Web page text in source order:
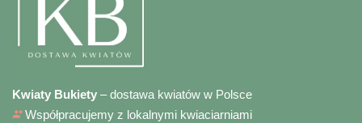
Kwiaty Bukiety – dostawa kwiatów w Polsce
Współpracujemy z lokalnymi kwiaciarniami